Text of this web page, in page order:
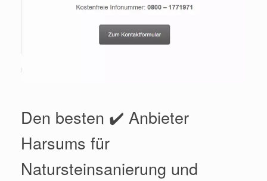
Den besten ✔️ Anbieter
Harsums für
Natursteinsanierung und